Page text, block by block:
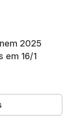
2025
em 16/1